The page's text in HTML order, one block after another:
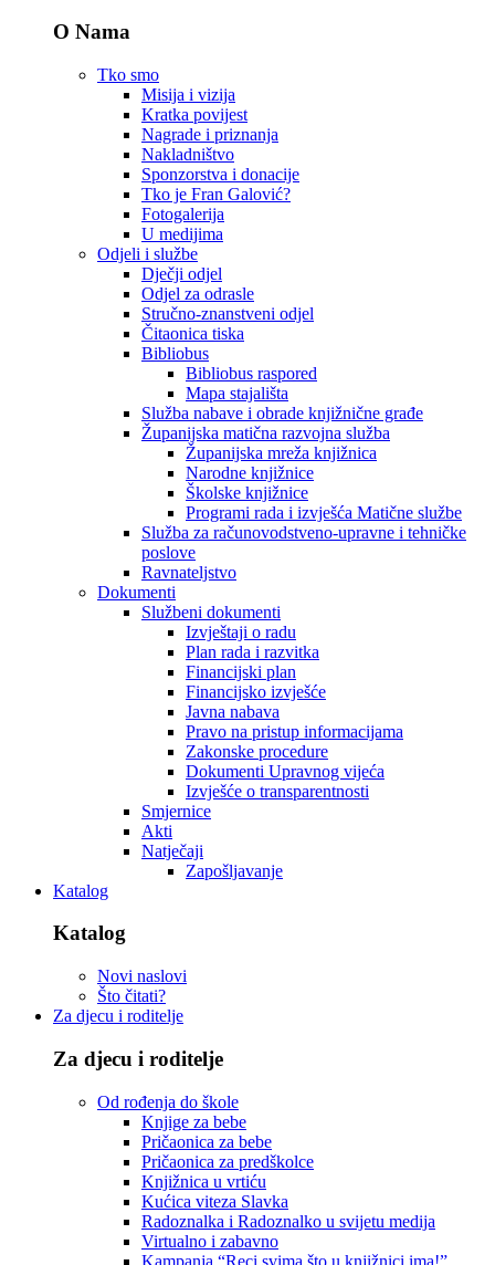
O Nama
Tko smo
Misija i vizija
Kratka povijest
Nagrade i priznanja
Nakladništvo
Sponzorstva i donacije
Tko je Fran Galović?
Fotogalerija
U medijima
Odjeli i službe
Dječji odjel
Odjel za odrasle
Stručno-znanstveni odjel
Čitaonica tiska
Bibliobus
Bibliobus raspored
Mapa stajališta
Služba nabave i obrade knjižnične građe
Županijska matična razvojna služba
Županijska mreža knjižnica
Narodne knjižnice
Školske knjižnice
Programi rada i izvješća Matične službe
Služba za računovodstveno-upravne i tehničke
poslove
Ravnateljstvo
Dokumenti
Službeni dokumenti
Izvještaji o radu
Plan rada i razvitka
Financijski plan
Financijsko izvješće
Javna nabava
Pravo na pristup informacijama
Zakonske procedure
Dokumenti Upravnog vijeća
Izvješće o transparentnosti
Smjernice
Akti
Natječaji
Zapošljavanje
Katalog
Katalog
Novi naslovi
Što čitati?
Za djecu i roditelje
Za djecu i roditelje
Od rođenja do škole
Knjige za bebe
Pričaonica za bebe
Pričaonica za predškolce
Knjižnica u vrtiću
Kućica viteza Slavka
Radoznalka i Radoznalko u svijetu medija
Virtualno i zabavno
Kampanja “Reci svima što u knjižnici ima!”